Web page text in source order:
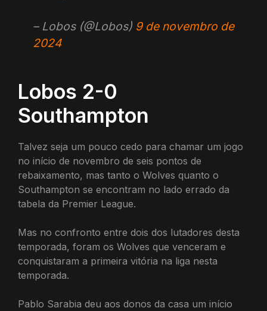
– Lobos (@Lobos) 9 de novembro de
2024
Lobos 2-0
Southampton
Talvez seja um pouco cedo para chamar um jogo
no início de novembro de seis pontos de
rebaixamento, mas tanto o Wolves quanto o
Southampton se encontram no lado errado da
tabela da Premier League.
Mas no confronto entre dois dos lutadores desta
temporada, foram os Wolves que venceram e
conquistaram a primeira vitória na liga nesta
temporada.
Pablo Sarabia deu aos donos da casa um início